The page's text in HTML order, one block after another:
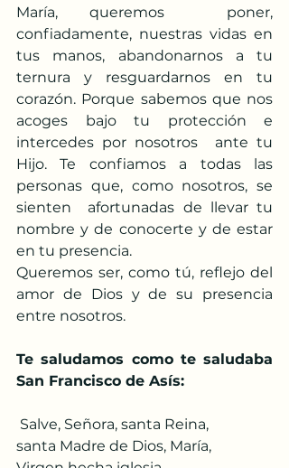
María, queremos  poner,
confiadamente, nuestras vidas en
tus manos, abandonarnos a tu
ternura y resguardarnos en tu
corazón. Porque sabemos que nos
acoges bajo tu protección e
intercedes por nosotros  ante tu
Hijo. Te confiamos a todas las
personas que, como nosotros, se
sienten  afortunadas de llevar tu
nombre y de conocerte y de estar
en tu presencia.
Queremos ser, como tú, reflejo del
amor de Dios y de su presencia
entre nosotros.
Te saludamos como te saludaba
San Francisco de Asís:
Salve, Señora, santa Reina,
santa Madre de Dios, María,